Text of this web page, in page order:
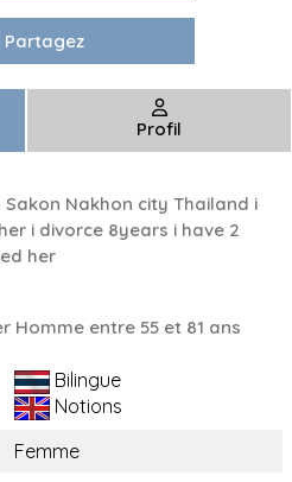
Partagez
Profil
Nakhon​ city​ Thailand​ i​
i​ divorce​ 8​years​ i​ have​ 2​
her​
Homme entre 55 et 81 ans
Bilingue
Notions
Femme